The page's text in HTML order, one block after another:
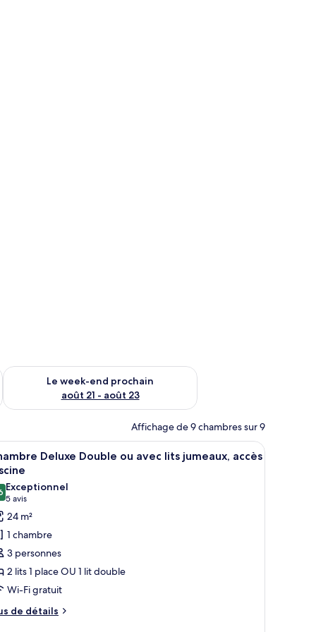
août 14 - août 16
Le week-end prochain
août 21 - août 23
Vérifier la disponibilité pour le week-end prochain août 21 -
Affichage de 9 chambres sur 9
une grande fenêtre avec des rideaux.
jumeaux, vue piscine | Équipements de la chambre
:
Une chambre d’hôtel équipée d’un lit, d’un
16
Deluxe Double ou avec lits jumeaux, accès
sur 10
Exceptionnel
5 avis
(5 avis)
24 m²
1 chambre
3 personnes
2 lits 1 place OU 1 lit double
Wi-Fi gratuit
de détails